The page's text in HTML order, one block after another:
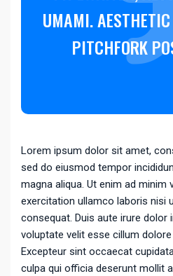
UMAMI.
PITCHFORK
Lorem ipsum dolor sit amet,
sed do eiusmod tempor
magna aliqua. Ut enim ad minim
exercitation ullamco laboris nisi
consequat. Duis aute irure dolor
voluptate velit esse cillum
Excepteur sint occaecat
culpa qui officia deserunt mollit